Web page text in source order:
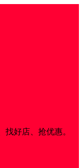
好店、抢优惠。